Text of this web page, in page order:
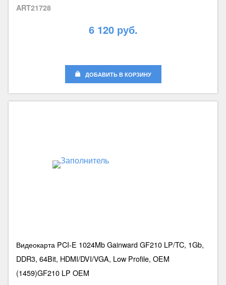
ART21728
6 120 руб.
ДОБАВИТЬ В КОРЗИНУ
Видеокарта PCI-E 1024Mb Gainward GF210 LP/TC, 1Gb,
DDR3, 64Bit, HDMI/DVI/VGA, Low Profile, OEM
(1459)GF210 LP OEM